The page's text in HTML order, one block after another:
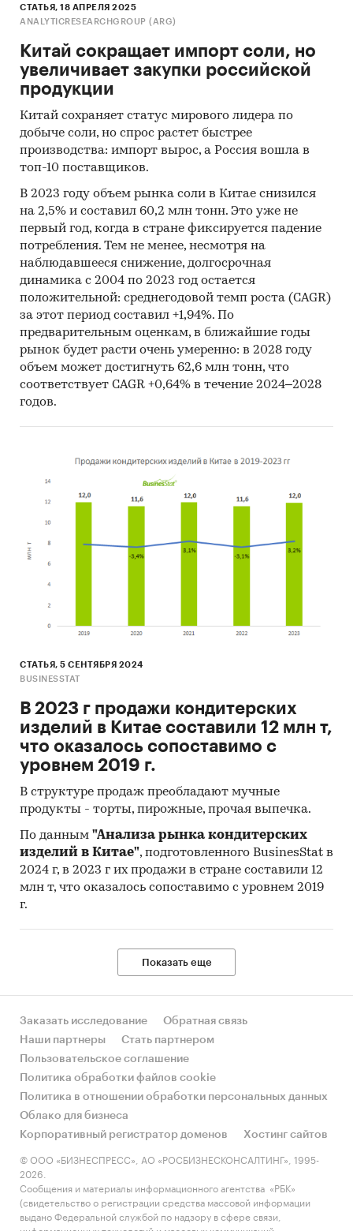
СТАТЬЯ, 18 АПРЕЛЯ 2025
ANALYTICRESEARCHGROUP (ARG)
Китай сокращает импорт соли, но
увеличивает закупки российской
продукции
Китай сохраняет статус мирового лидера по
добыче соли, но спрос растет быстрее
производства: импорт вырос, а Россия вошла в
топ-10 поставщиков.
В 2023 году объем рынка соли в Китае снизился
на 2,5% и составил 60,2 млн тонн. Это уже не
первый год, когда в стране фиксируется падение
потребления. Тем не менее, несмотря на
наблюдавшееся снижение, долгосрочная
динамика с 2004 по 2023 год остается
положительной: среднегодовой темп роста (CAGR)
за этот период составил +1,94%. По
предварительным оценкам, в ближайшие годы
рынок будет расти очень умеренно: в 2028 году
объем может достигнуть 62,6 млн тонн, что
соответствует CAGR +0,64% в течение 2024–2028
годов.
СТАТЬЯ, 5 СЕНТЯБРЯ 2024
BUSINESSTAT
В 2023 г продажи кондитерских
изделий в Китае составили 12 млн т,
что оказалось сопоставимо с
уровнем 2019 г.
В структуре продаж преобладают мучные
продукты - торты, пирожные, прочая выпечка.
По данным "Анализа рынка кондитерских
изделий в Китае", подготовленного BusinesStat в
2024 г, в 2023 г их продажи в стране составили 12
млн т, что оказалось сопоставимо с уровнем 2019
г.
Показать еще
Заказать исследование
Обратная связь
Наши партнеры
Стать партнером
Пользовательское соглашение
Политика обработки файлов cookie
Политика в отношении обработки персональных данных
Облако для бизнеса
Корпоративный регистратор доменов
Хостинг сайтов
© ООО «БИЗНЕСПРЕСС», АО «РОСБИЗНЕСКОНСАЛТИНГ», 1995-
2026.
Сообщения и материалы информационного агентства «РБК»
(свидетельство о регистрации средства массовой информации
выдано Федеральной службой по надзору в сфере связи,